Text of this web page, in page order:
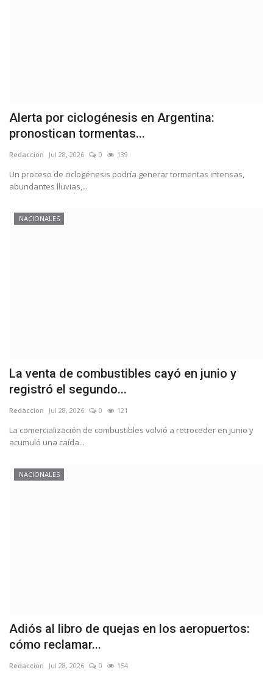
Alerta por ciclogénesis en Argentina:
pronostican tormentas...
Redaccion Jul 28, 2026 0 139
Un proceso de ciclogénesis podría generar tormentas intensas,
abundantes lluvias,...
NACIONALES
La venta de combustibles cayó en junio y
registró el segundo...
Redaccion Jul 28, 2026 0 121
La comercialización de combustibles volvió a retroceder en junio y
acumuló una caída...
NACIONALES
Adiós al libro de quejas en los aeropuertos:
cómo reclamar...
Redaccion Jul 28, 2026 0 154